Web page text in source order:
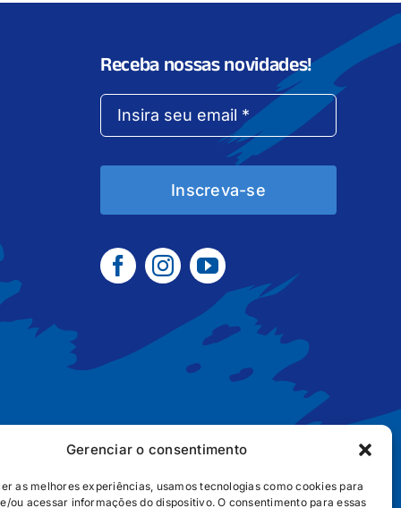
Gerenciar o consentimento
as melhores experiências, usamos tecnologias como cookies para
ou acessar informações do dispositivo. O consentimento para essas
Receba nossas novidades!
Inscreva-se